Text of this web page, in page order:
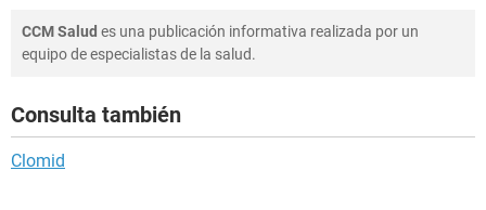
CCM Salud es una publicación informativa realizada por un
equipo de especialistas de la salud.
Consulta también
Clomid